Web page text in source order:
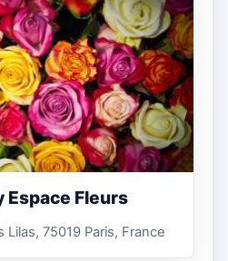
Espace Fleurs
Lilas, 75019 Paris, France